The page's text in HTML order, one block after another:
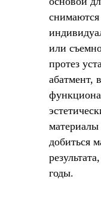
снимаются
или
протез
абатмент,
добиться
годы.